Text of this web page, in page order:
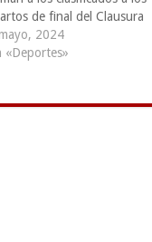
de final del Clausura
2024
«Deportes»